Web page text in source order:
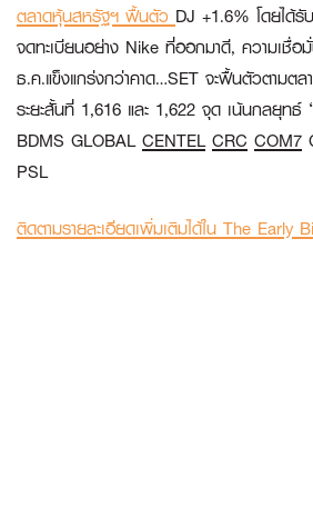
ตลาดหุ้นสหรัฐฯ ฟื้นตัว DJ +1.6% โดยได้รั
จดทะเบียนอย่าง Nike ที่ออกมาดี, ความเชื่อ
ธ.ค.แข็งแกร่งกว่าคาด…SET จะฟื้นตัวตามตล
ระยะสั้นที่ 1,616 และ 1,622 จุด เน้นกลยุท
BDMS GLOBALCENTEL CRC COM7
PSL
ติดตามรายละเอียดเพิ่มเติมได้ใน The Early